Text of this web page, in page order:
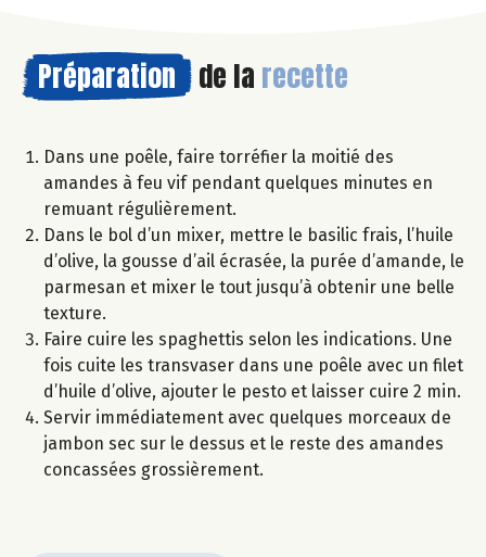
Préparation de la recette
Dans une poêle, faire torréfier la moitié des
amandes à feu vif pendant quelques minutes en
remuant régulièrement.
Dans le bol d’un mixer, mettre le basilic frais, l’huile
d’olive, la gousse d’ail écrasée, la purée d’amande, le
parmesan et mixer le tout jusqu’à obtenir une belle
texture.
Faire cuire les spaghettis selon les indications. Une
fois cuite les transvaser dans une poêle avec un filet
d’huile d’olive, ajouter le pesto et laisser cuire 2 min.
Servir immédiatement avec quelques morceaux de
jambon sec sur le dessus et le reste des amandes
concassées grossièrement.